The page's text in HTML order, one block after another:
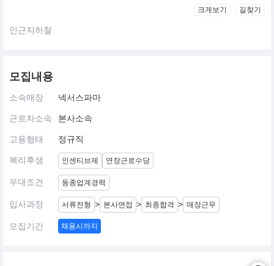
크게보기 길찾기
인근지하철
모집내용
소속매장 넥서스파마
근로자소속 본사소속
고용형태 정규직
복리후생 인센티브제 연장근로수당
우대조건 동종업계경력
입사과정 서류전형 > 본사면접 > 최종합격 > 매장근무
모집기간 채용시까지